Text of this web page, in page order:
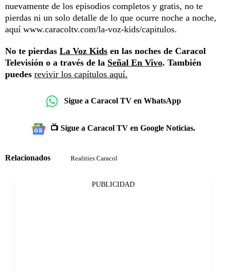
nuevamente de los episodios completos y gratis, no te
pierdas ni un solo detalle de lo que ocurre noche a noche,
aquí www.caracoltv.com/la-voz-kids/capitulos.
No te pierdas La Voz Kids en las noches de Caracol
Televisión o a través de la Señal En Vivo. También
puedes revivir los capítulos aquí.
Sigue a Caracol TV en WhatsApp
📺 Sigue a Caracol TV en Google Noticias.
Relacionados Realities Caracol
PUBLICIDAD